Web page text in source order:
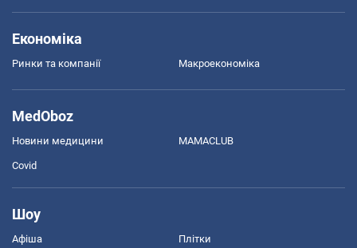
Економіка
Ринки та компанії Макроекономіка
MedOboz
Новини медицини MAMACLUB
Covid
Шоу
Афіша Плітки